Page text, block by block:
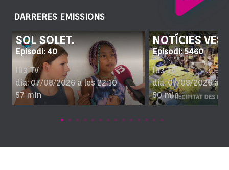
DARRERES EMISSIONS
SOL SOLET.
Episodi: 40
IB3 TV
dia: 07/08/2026 a les 22:10
57 min
NOTÍCIES
Episodi: 5460
IB3 TV
dia: 07/08/2026 a
50 min